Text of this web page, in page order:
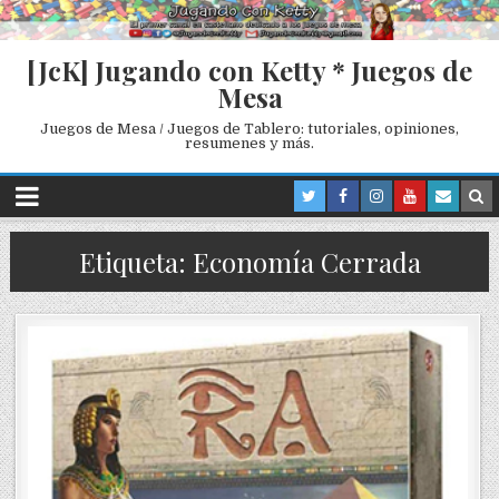
[JcK] Jugando con Ketty * Juegos de
Mesa
Juegos de Mesa / Juegos de Tablero: tutoriales, opiniones,
resumenes y más.
Etiqueta: Economía Cerrada